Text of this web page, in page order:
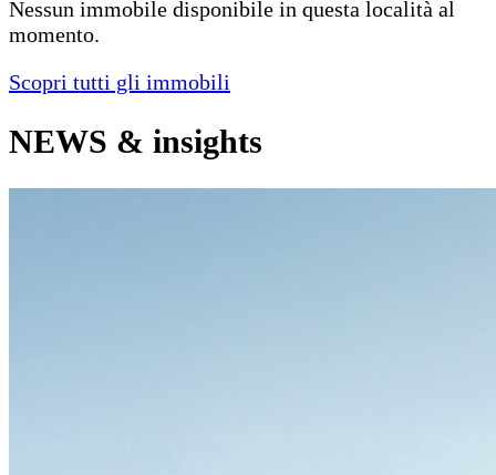
Nessun immobile disponibile in questa località al
momento.
Scopri tutti gli immobili
NEWS & insights